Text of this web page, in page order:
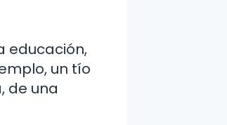
educación,
un tío
de una